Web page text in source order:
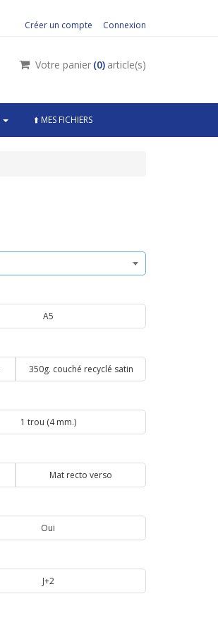
Créer un compte Connexion
Votre panier (0) article(s)
⬆️ MES FICHIERS
A5
350g. couché recyclé satin
1 trou (4 mm.)
Mat recto verso
Oui
J+2